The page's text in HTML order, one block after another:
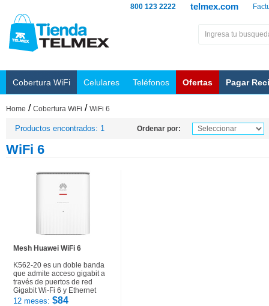
telmex.com
800 123 2222
Cobertura WiFi Celulares Teléfonos Ofertas Pagar
Home / Cobertura WiFi / WiFi 6
Productos encontrados: 1 Ordenar por:
WiFi 6
Mesh Huawei WiFi 6
K562-20 es un doble banda
que admite acceso gigabit a
través de puertos de red
Gigabit Wi-Fi 6 y Ethernet
12 meses: $84